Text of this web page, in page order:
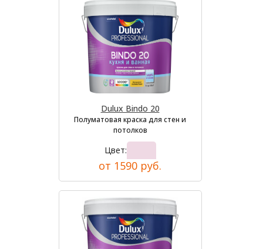
Dulux Bindo 20
Полуматовая краска для стен и
потолков
Цвет:
от 1590 руб.